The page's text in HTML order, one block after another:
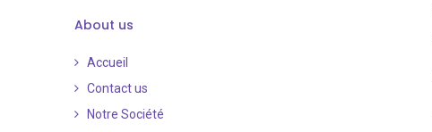
About us
Accueil
Contact us
Notre Société